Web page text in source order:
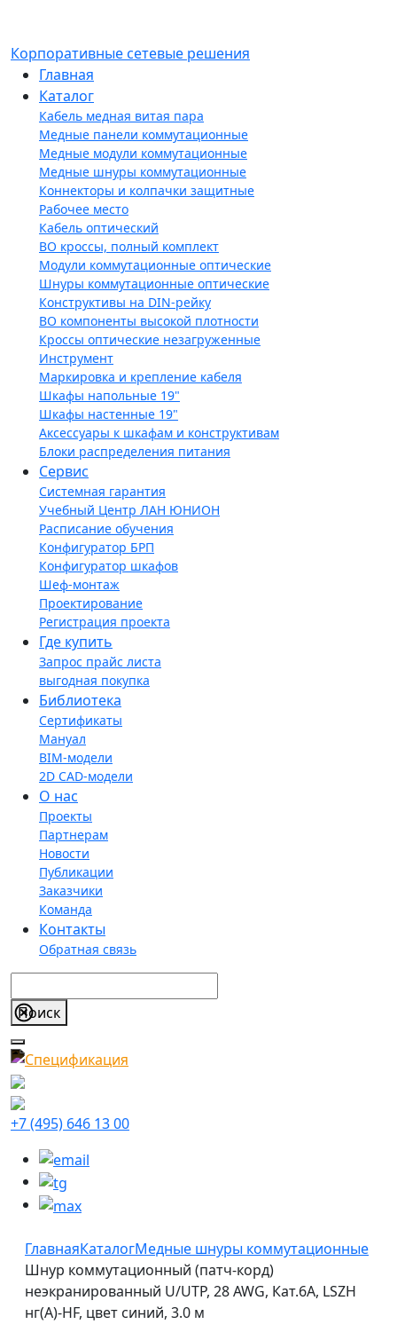
Корпоративные сетевые решения
Главная
Каталог
Кабель медная витая пара
Медные панели коммутационные
Медные модули коммутационные
Медные шнуры коммутационные
Коннекторы и колпачки защитные
Рабочее место
Кабель оптический
ВО кроссы, полный комплект
Модули коммутационные оптические
Шнуры коммутационные оптические
Конструктивы на DIN-рейку
ВО компоненты высокой плотности
Кроссы оптические незагруженные
Инструмент
Маркировка и крепление кабеля
Шкафы напольные 19"
Шкафы настенные 19"
Аксессуары к шкафам и конструктивам
Блоки распределения питания
Сервис
Системная гарантия
Учебный Центр ЛАН ЮНИОН
Расписание обучения
Конфигуратор БРП
Конфигуратор шкафов
Шеф-монтаж
Проектирование
Регистрация проекта
Где купить
Запрос прайс листа
выгодная покупка
Библиотека
Сертификаты
Мануал
BIM-модели
2D CAD-модели
О нас
Проекты
Партнерам
Новости
Публикации
Заказчики
Команда
Контакты
Обратная связь
+7 (495) 646 13 00
ГлавнаяКаталогМедные шнуры коммутационные
Шнур коммутационный (патч-корд)
неэкранированный U/UTP, 28 AWG, Кат.6A, LSZH
нг(А)-HF, цвет синий, 3.0 м